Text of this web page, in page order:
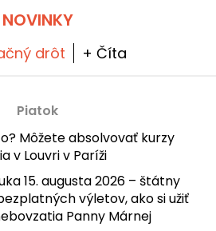
NOVINKY
drôt + Číta
Piatok
Môžete absolvovať kurzy
v Louvri v Paríži
15. augusta 2026 – štátny
výletov, ako si užiť
Panny Márnej